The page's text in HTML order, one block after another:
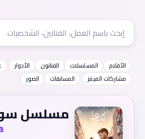
الأفلام المسلسلات الفنانون الأدوار
مشاركات الميمز
المسابقات الصور
مسلسل